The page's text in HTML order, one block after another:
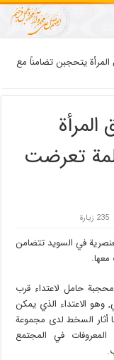
يتحجبن تضامناً مع
تعرضت
235 زيارة
في السويد تتضامن
حامل لاعتداء قرب
وهو الاعتداء الذي يمكن
أثار السخط لدى مجموعة
في المجتمع